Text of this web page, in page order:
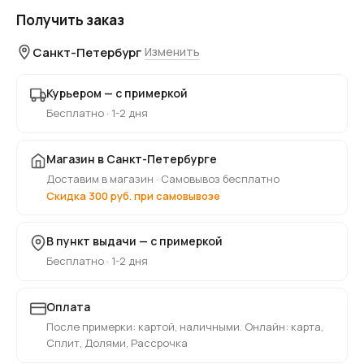
Получить заказ
Санкт-Петербург Изменить
Курьером — с примеркой
Бесплатно · 1-2 дня
Магазин в Санкт-Петербурге
Доставим в магазин · Самовывоз бесплатно
Скидка 300 руб. при самовывозе
В пункт выдачи — с примеркой
Бесплатно · 1-2 дня
Оплата
После примерки: картой, наличными. Онлайн: карта,
Сплит, Долями, Рассрочка